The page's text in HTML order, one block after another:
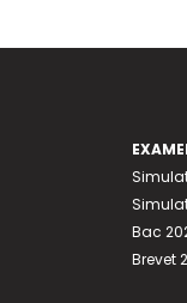
Bac
Brevet